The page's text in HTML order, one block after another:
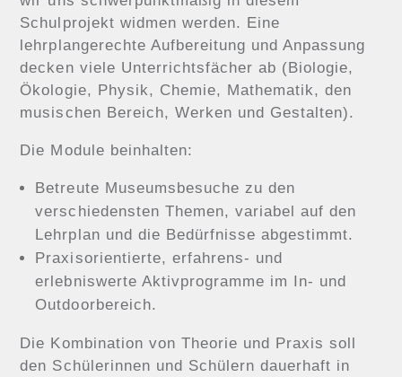
Schulprojekt widmen werden. Eine
lehrplangerechte Aufbereitung und Anpassung
decken viele Unterrichtsfächer ab (Biologie,
Ökologie, Physik, Chemie, Mathematik, den
musischen Bereich, Werken und Gestalten).
Die Module beinhalten:
Betreute Museumsbesuche zu den
verschiedensten Themen, variabel auf den
Lehrplan und die Bedürfnisse abgestimmt.
Praxisorientierte, erfahrens- und
erlebniswerte Aktivprogramme im In- und
Outdoorbereich.
Die Kombination von Theorie und Praxis soll
den Schülerinnen und Schülern dauerhaft in